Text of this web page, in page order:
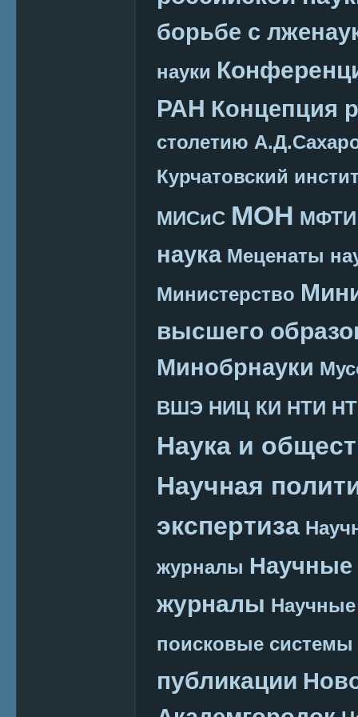
борьбе с
науки
РАН Концепция
столетию
Курчатовский
МИСиС МОН МФТИ
наука Меценаты
Министерство
высшего
Минобрнауки
ВШЭ НИЦ КИ НТИ
Наука и
Научная
экспертиза
журналы Научные
журналы
поисковые системы
публикации